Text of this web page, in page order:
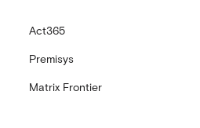
Act365
Premisys
Matrix Frontier